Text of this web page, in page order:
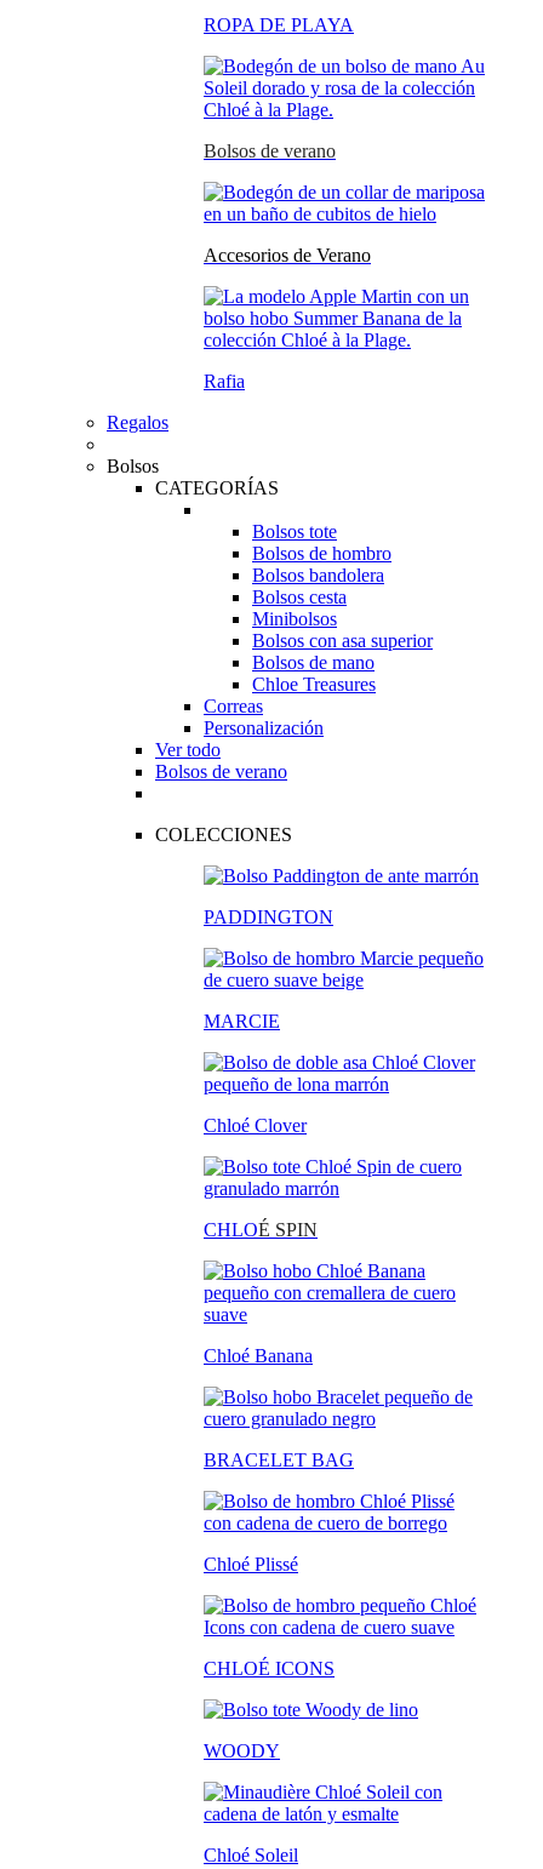
ROPA DE PLAYA
Bolsos de verano
Accesorios de Verano
Rafia
Regalos
Bolsos
CATEGORÍAS
Bolsos tote
Bolsos de hombro
Bolsos bandolera
Bolsos cesta
Minibolsos
Bolsos con asa superior
Bolsos de mano
Chloe Treasures
Correas
Personalización
Ver todo
Bolsos de verano
COLECCIONES
PADDINGTON
MARCIE
Chloé Clover
CHLOÉ SPIN
Chloé Banana
BRACELET BAG
Chloé Plissé
CHLOÉ ICONS
WOODY
Chloé Soleil